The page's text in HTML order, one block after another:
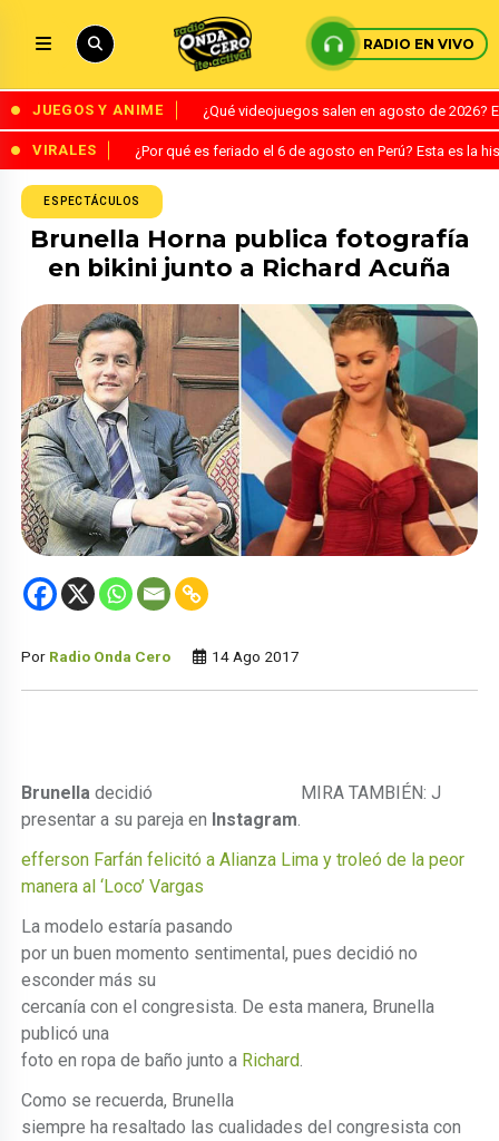
RADIO EN VIVO
JUEGOS Y ANIME ¿Qué videojuegos salen en agosto de
VIRALES ¿Por qué es feriado el 6 de agosto en Perú? Esta es la
ESPECTÁCULOS
Brunella Horna publica fotografía
en bikini junto a Richard Acuña
Por Radio Onda Cero 14 Ago 2017
Brunella decidió
presentar a su pareja en Instagram
MIRA TAMBIÉN: J
efferson Farfán felicitó a Alianza Lima y troleó de la peor
manera al ‘Loco’ Vargas
La modelo estaría pasando
por un buen momento sentimental, pues decidió no
esconder más su
cercanía con el congresista. De esta manera, Brunella
publicó una
foto en ropa de baño junto a Richard
Como se recuerda, Brunella
siempre ha resaltado las cualidades del congresista con